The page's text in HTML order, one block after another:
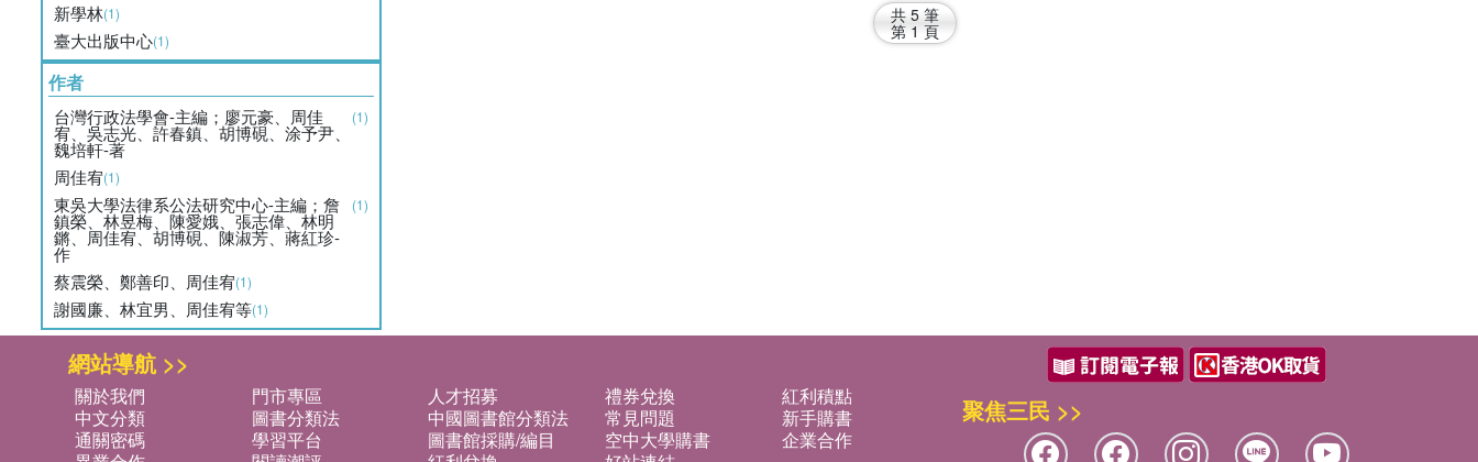
新學林(1)
臺大出版中心(1)
作者
台灣行政法學會-主編；廖元豪、周佳
宥、吳志光、許春鎮、胡博硯、涂予尹、
魏培軒-著
(1)
周佳宥(1)
東吳大學法律系公法研究中心-主編；詹
鎮榮、林昱梅、陳愛娥、張志偉、林明
鏘、周佳宥、胡博硯、陳淑芳、蔣紅珍-
作
(1)
蔡震榮、鄭善印、周佳宥(1)
謝國廉、林宜男、周佳宥等(1)
共 5 筆
第 1 頁
網站導航 >>
關於我們 門市專區 人才招募 禮券兌換
紅利積點
中文分類
圖書分類法 中國圖書館分類法 常見問題
新手購書
通關密碼
學習平台 圖書館採購/編目 空中大學購書
企業合作
聚焦三民 >>